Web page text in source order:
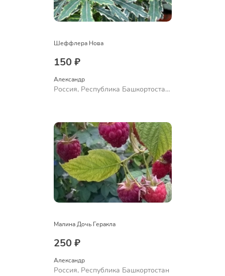
Шеффлера Нова
150 ₽
Александр
Россия, Республика Башкортостан,
Малина Дочь Геракла
250 ₽
Александр
Россия, Республика Башкортостан